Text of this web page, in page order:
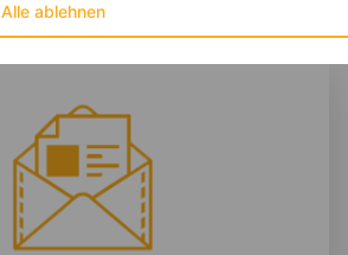
Alle ablehnen